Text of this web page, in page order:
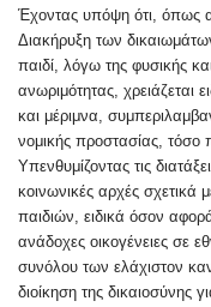
Έχοντας υπόψη ότι, όπως
Διακήρυξη των
παιδί, λόγω της φυσικής
ανωριμότητας, χρειάζεται
και μέριμνα,
νομικής προστασίας, τόσο
Υπενθυμίζοντας τις
κοινωνικές αρχές σχετικά
παιδιών, ειδικά όσον
ανάδοχες οικογένειες σε
συνόλου των ελάχιστον
διοίκηση της δικαιοσύνης